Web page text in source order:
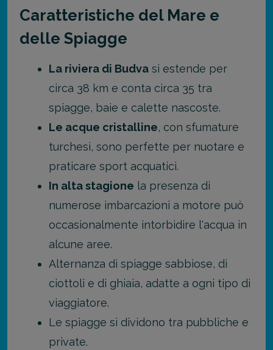
Caratteristiche del Mare e
delle Spiagge
La riviera di Budva si estende per
circa 38 km e conta circa 35 tra
spiagge, baie e calette nascoste.
Le acque cristalline, con sfumature
turchesi, sono perfette per nuotare e
praticare sport acquatici.
In alta stagione la presenza di
numerose imbarcazioni a motore può
occasionalmente intorbidire l'acqua in
alcune aree.
Alternanza di spiagge sabbiose, di
ciottoli e di ghiaia, adatte a ogni tipo di
viaggiatore.
Le spiagge si dividono tra pubbliche e
private.